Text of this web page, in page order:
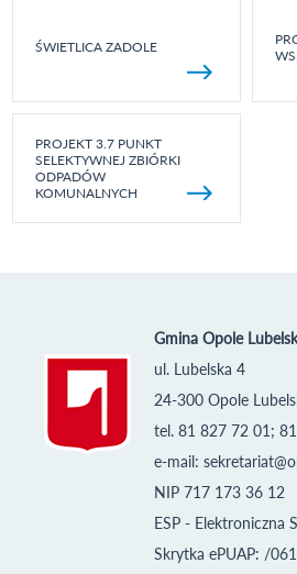
ŚWIETLICA ZADOLE
PROJEKT 3.7 PUNKT
SELEKTYWNEJ ZBIÓRKI
ODPADÓW
KOMUNALNYCH
Gmina Opole
ul. Lubelska 4
24-300 Opole
tel. 81 827 72 01;
e-mail:
NIP 717 173 36 12
ESP - Elektroniczna
Skrytka ePUAP: /